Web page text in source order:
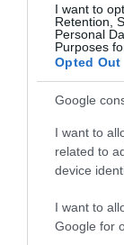
I want to
Retention,
Personal
Purposes
Opted Out
Google
I want to
related to
device
I want to
Google for
ΡΟΗ
Το
από την ΕΕ
Gaming Police”
ενισχύει την
των παιδιών
διαδίκτυο
31.07.2026
ΑΑΔΕ:
για τα